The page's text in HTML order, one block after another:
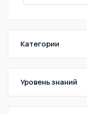
Категории
Уровень знаний